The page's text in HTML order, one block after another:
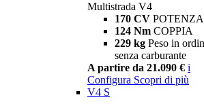
Multistrada V4
170 CV POTENZA
124 Nm COPPIA
229 kg Peso in
senza carburante
A partire da 21.090 € i
Configura Scopri di più
V4 S